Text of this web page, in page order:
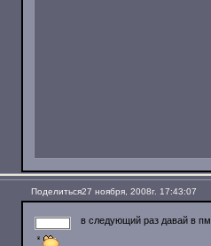
Поделиться27 ноября, 2008г. 17:43:07
в следующий раз давай в